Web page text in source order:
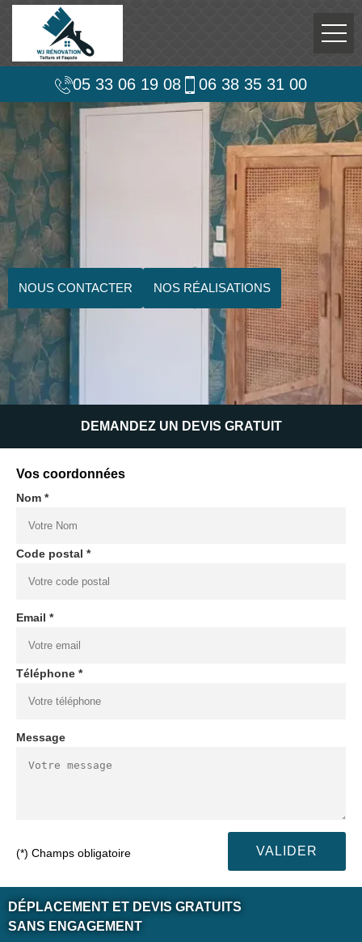
05 33 06 19 08 06 38 35 31 00
NOUS CONTACTER NOS RÉALISATIONS
DEMANDEZ UN DEVIS GRATUIT
Vos coordonnées
Nom *
Code postal *
Email *
Téléphone *
Message
(*) Champs obligatoire
DÉPLACEMENT ET DEVIS GRATUITS
SANS ENGAGEMENT